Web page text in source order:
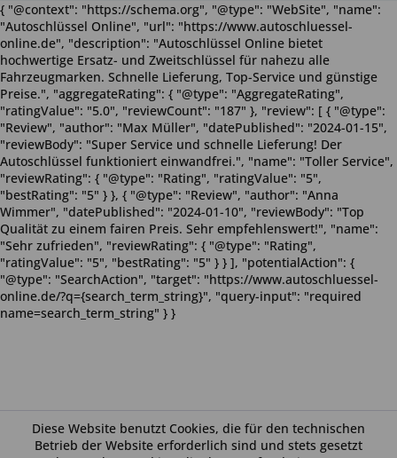
Diese Website benutzt Cookies, die für den technischen
Betrieb der Website erforderlich sind und stets gesetzt
{ "@context": "https://schema.org", "@type": "WebSite", "name":
"Autoschlüssel Online", "url": "https://www.autoschluessel-
online.de", "description": "Autoschlüssel Online bietet
hochwertige Ersatz- und Zweitschlüssel für nahezu alle
Fahrzeugmarken. Schnelle Lieferung, Top-Service und günstige
Preise.", "aggregateRating": { "@type": "AggregateRating",
"ratingValue": "5.0", "reviewCount": "187" }, "review": [ { "@type":
"Review", "author": "Max Müller", "datePublished": "2024-01-15",
"reviewBody": "Super Service und schnelle Lieferung! Der
Autoschlüssel funktioniert einwandfrei.", "name": "Toller Service",
"reviewRating": { "@type": "Rating", "ratingValue": "5",
"bestRating": "5" } }, { "@type": "Review", "author": "Anna
Wimmer", "datePublished": "2024-01-10", "reviewBody": "Top
Qualität zu einem fairen Preis. Sehr empfehlenswert!", "name":
"Sehr zufrieden", "reviewRating": { "@type": "Rating",
"ratingValue": "5", "bestRating": "5" } } ], "potentialAction": {
"@type": "SearchAction", "target": "https://www.autoschluessel-
online.de/?q={search_term_string}", "query-input": "required
name=search_term_string" } }